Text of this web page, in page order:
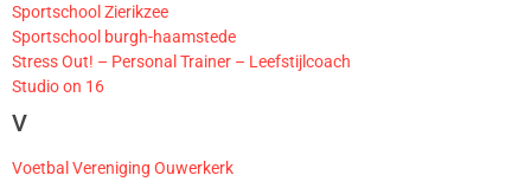
Sportschool Zierikzee
Sportschool burgh-haamstede
Stress Out! – Personal Trainer – Leefstijlcoach
Studio on 16
V
Voetbal Vereniging Ouwerkerk